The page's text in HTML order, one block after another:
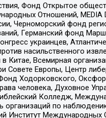
Фонд Открытое
Отношений, MEDIA
Черноморский фонд
Германский фонд
украинцев,
насильственного
Китае, Всемирная
Совете Европы, Центр
Ходорковского,
человека, Духовное
Колледж,
организаций по
Институт